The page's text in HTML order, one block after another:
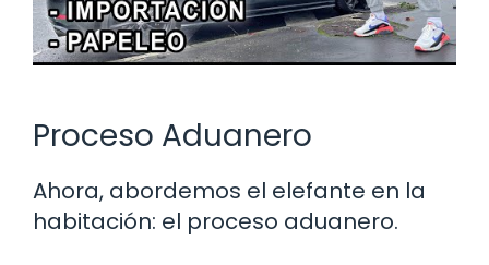
Proceso Aduanero
Ahora, abordemos el elefante en la
habitación: el proceso aduanero.